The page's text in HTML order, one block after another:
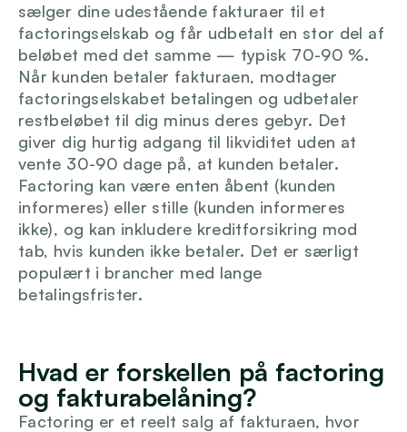
sælger dine udestående fakturaer til et
factoringselskab og får udbetalt en stor del af
beløbet med det samme — typisk 70-90 %.
Når kunden betaler fakturaen, modtager
factoringselskabet betalingen og udbetaler
restbeløbet til dig minus deres gebyr. Det
giver dig hurtig adgang til likviditet uden at
vente 30-90 dage på, at kunden betaler.
Factoring kan være enten åbent (kunden
informeres) eller stille (kunden informeres
ikke), og kan inkludere kreditforsikring mod
tab, hvis kunden ikke betaler. Det er særligt
populært i brancher med lange
betalingsfrister.
Hvad er forskellen på factoring
og fakturabelåning?
Factoring er et reelt salg af fakturaen, hvor